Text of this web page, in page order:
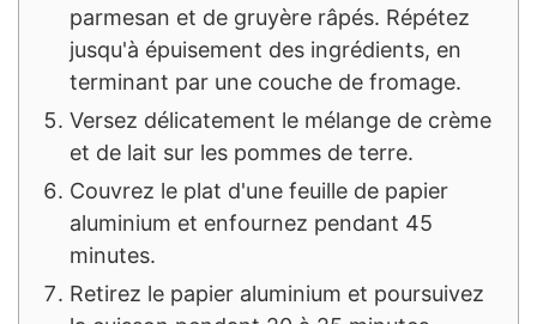
parmesan et de gruyère râpés. Répétez
jusqu'à épuisement des ingrédients, en
terminant par une couche de fromage.
Versez délicatement le mélange de crème
et de lait sur les pommes de terre.
Couvrez le plat d'une feuille de papier
aluminium et enfournez pendant 45
minutes.
Retirez le papier aluminium et poursuivez